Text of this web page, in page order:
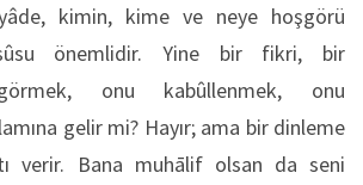
kimin, kime ve neye hoşgörü
önemlidir. Yine bir fikri, bir
onu kabûllenmek, onu
gelir mi? Hayır; ama bir dinleme
verir. Bana muhālif olsan da seni